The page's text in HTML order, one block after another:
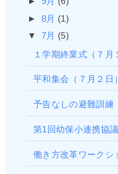
► 8月 (1)
▼ 7月 (5)
１学期終業式（７月
平和集会（７月２日）
予告なしの避難訓練
第1回幼保小連携協
働き方改革ワークシ